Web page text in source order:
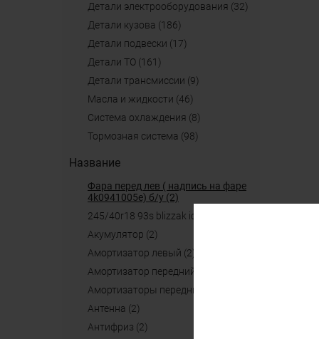
детали электрооборудования (32)
детали кузова (186)
детали подвески (17)
детали ТО (161)
детали трансмиссии (9)
масла и жидкости (46)
система охлаждения (8)
тормозная система (98)
Название
фара перед лев ( надпись на фаре
4k0941005e) б/у (2)
245/40r18 93s blizzak ice (2)
акумулятор (2)
амортизатор левый (2)
амортизатор передний (2)
амортизаторы передние (2)
антенна (2)
aнтифриз (2)